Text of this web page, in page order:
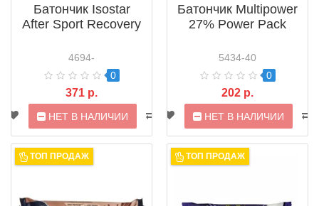
Батончик Isostar
After Sport Recovery
4694-
0
371 р.
НЕТ В НАЛИЧИИ
Батончик Multipower
27% Power Pack
5434-40
0
202 р.
НЕТ В НАЛИЧИИ
ТОП ПРОДАЖ ТОП ПРОДАЖ